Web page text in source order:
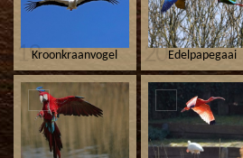
19Kroonkraanvogel 20Edelpapegaai